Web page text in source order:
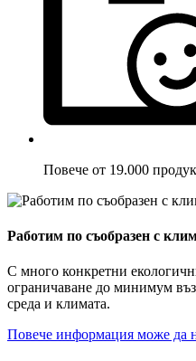
Повече от 19.000
Работим по съобразен с
С много конкретни
ограничаване до минимум
среда и климата.
Повече информация може да